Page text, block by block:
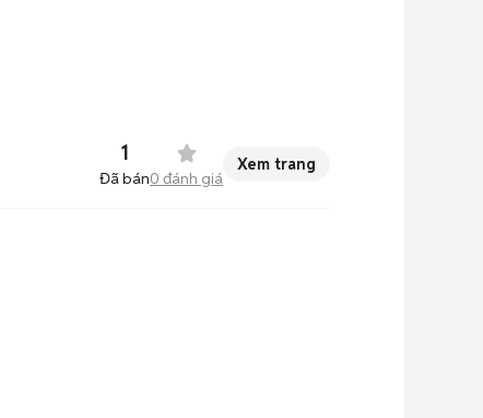
1
Đã bán0 đánh giá
Xem trang